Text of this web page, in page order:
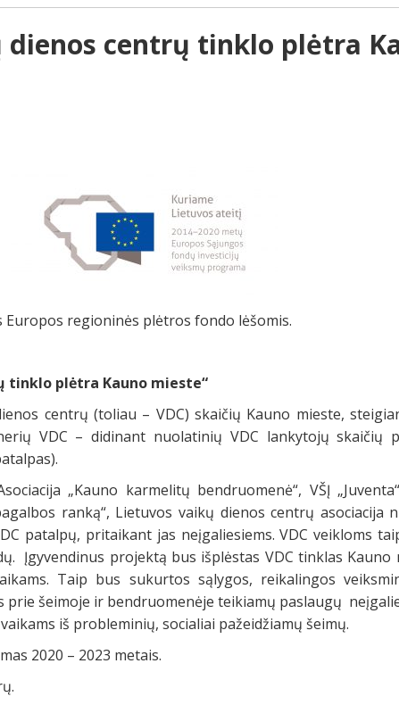
dienos centrų tinklo plėtra
Europos regioninės plėtros fondo lėšomis.
tinklo plėtra Kauno mieste“
centrų (toliau – VDC) skaičių Kauno mieste,
VDC – didinant nuolatinių VDC lankytojų skaičių
„Kauno karmelitų bendruomenė“, VŠĮ
ranką“, Lietuvos vaikų dienos centrų asociacija
patalpų, pritaikant jas neįgaliesiems. VDC veikloms
Įgyvendinus projektą bus išplėstas VDC tinklas Kauno
Taip bus sukurtos sąlygos, reikalingos
šeimoje ir bendruomenėje teikiamų paslaugų
iš probleminių, socialiai pažeidžiamų šeimų.
2020 – 2023 metais.